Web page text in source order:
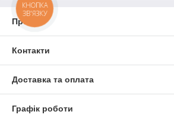
Про нас
Контакти
Доставка та оплата
Графік роботи
КНОПКА
ЗВ'ЯЗКУ